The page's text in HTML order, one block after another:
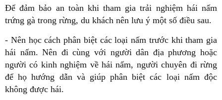
Để đảm bảo an toàn khi tham gia trải nghiệm hái nấm
trứng gà trong rừng, du khách nên lưu ý một số điều sau.
- Nên học cách phân biệt các loại nấm trước khi tham gia
hái nấm. Nên đi cùng với người dân địa phương hoặc
người có kinh nghiệm về hái nấm, người chuyên đi rừng
để họ hướng dẫn và giúp phân biệt các loại nấm độc
không được hái.